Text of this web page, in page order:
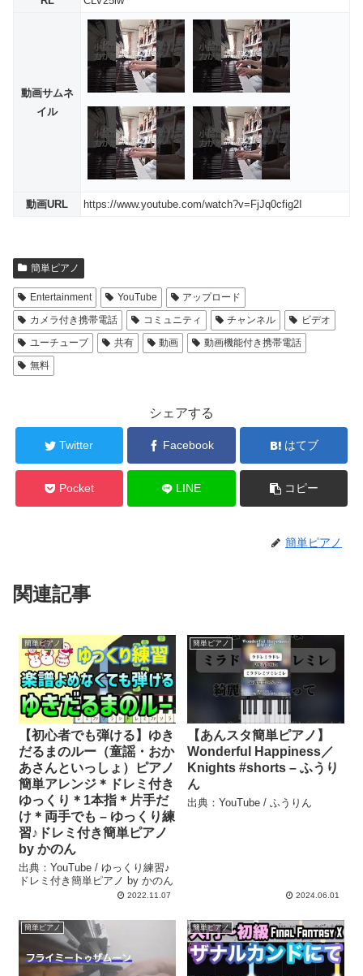
動画サムネ
イル
動画URL https://www.youtube.com/watch?v=FjJq0cfig2I
簡単ピアノ
Entertainment YouTube
アップロード
カメラ付き携帯電話
コミュニティ チャンネル
ビデオ
ユーチューブ
共有 動画
動画機能付き携帯電話
無料
シェアする
Twitter Facebook はてブ
Pocket LINE コピー
簡単ピアノ
関連記事
簡単ピアノ
【初心者でも弾ける】ゆき
だるまのルー（童謡・おか
あさんといっしょ）ピアノ
簡単アレンジ＊ドレミ付き
ゆっくり＊1本指＊片手だ
け＊両手でも – ゆっくり練
習♪ドレミ付き簡単ピアノ
by かのん
出典：YouTube / ゆっくり練習♪
ドレミ付き簡単ピアノ by かのん
2022.11.07
簡単ピアノ
【あんスタ簡単ピアノ】
Wonderful Happiness／
Knights #shorts – ふうり
ん
出典：YouTube / ふうりん
2024.06.01
簡単ピアノ 簡単ピアノ